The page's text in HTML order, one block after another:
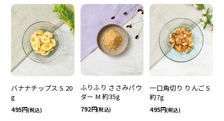
バナナチップス S 20
g
495 (税込)
ふりふり ささみパウ
ダー M 約35g
792 (税込)
一口角切り りんご S
約7g
495 (税込)